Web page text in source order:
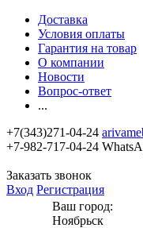
Доставка
Условия оплаты
Гарантия на товар
О компании
Новости
Вопрос-ответ
...
+7(343)271-04-24
+7-982-717-04-24
Заказать звонок
Вход Регистрация
Ваш город:
Ноябрьск